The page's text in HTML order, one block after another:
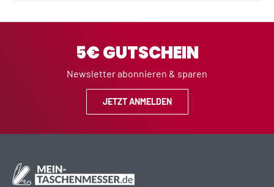
5€ GUTSCHEIN
Newsletter abonnieren & sparen
JETZT ANMELDEN